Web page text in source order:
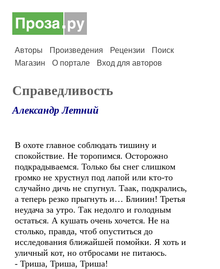
Авторы Произведения Рецензии
Поиск
Магазин
О портале Вход для авторов
Справедливость
Александр Летний
В охоте главное соблюдать тишину и
спокойствие. Не торопимся. Осторожно
подкрадываемся. Только бы снег слишком
громко не хрустнул под лапой или кто-то
случайно дичь не спугнул. Таак, подкрались,
а теперь резко прыгнуть и… Блииин! Третья
неудача за утро. Так недолго и голодным
остаться. А кушать очень хочется. Не на
столько, правда, чтоб опуститься до
исследования ближайшей помойки. Я хоть и
уличный кот, но отбросами не питаюсь.
- Триша, Триша, Триша!